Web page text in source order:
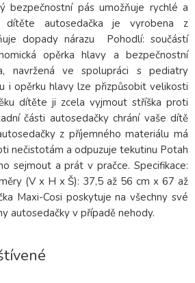
bezpečnostní pás umožňuje rychlé a
dítěte autosedačka je vyrobena z
dopady nárazu Pohodlí: součástí
opěrka hlavy a bezpečnostní
navržená ve spolupráci s pediatry
i opěrku hlavy lze přizpůsobit velikosti
dítěte ji zcela vyjmout stříška proti
části autosedačky chrání vaše dítě
z příjemného materiálu má
nečistotám a odpuzuje tekutinu Potah
sejmout a prát v pračce. Specifikace:
(V x H x Š): 37,5 až 56 cm x 67 až
Maxi-Cosi poskytuje na všechny své
autosedačky v případě nehody.